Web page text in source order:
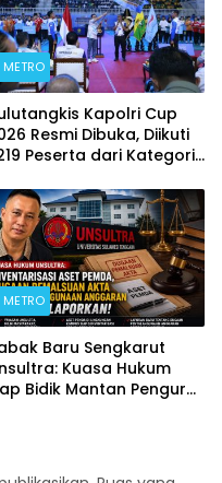
METRO
Kapolri Cup
Resmi Dibuka, Diikuti
Peserta dari Kategori
METRO
Baru Sengkarut
Kuasa Hukum
Bidik Mantan Pengurus